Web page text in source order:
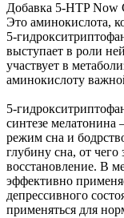
Добавка 5-HTP Now
Это аминокислота,
5-
выступает в роли
участвует в
аминокислоту
5-
синтезе мелатонина
режим сна и
глубину сна, от чего
восстановление. В
эффективно
депрессивного
применяться для